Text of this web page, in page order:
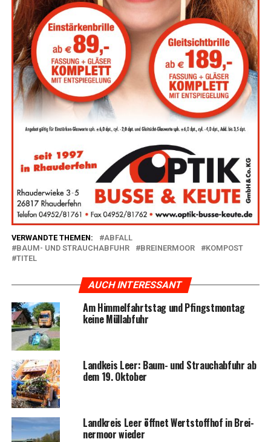
VERWANDTE THEMEN:
ABFALL
BAUM- UND STRAUCHABFUHR
BREINERMOOR
KOMPOST
TITEL
AUCH INTERESSANT
Am Him­mel­fahrts­tag und Pfingst­mon­tag
kei­ne Müllabfuhr
Land­keis Leer: Baum- und Strauch­ab­fuhr ab
dem 19. Oktober
Land­kreis Leer öff­net Wert­stoff­hof in Brei­
ner­moor wieder